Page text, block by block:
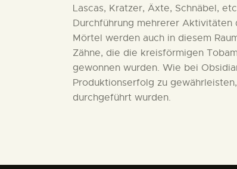
Lascas, Kratzer, Äxte, Schnäbel,
Durchführung mehrerer Aktivitäten
Mörtel werden auch in diesem
Zähne, die die kreisförmigen
gewonnen wurden. Wie bei
Produktionserfolg zu
durchgeführt wurden.